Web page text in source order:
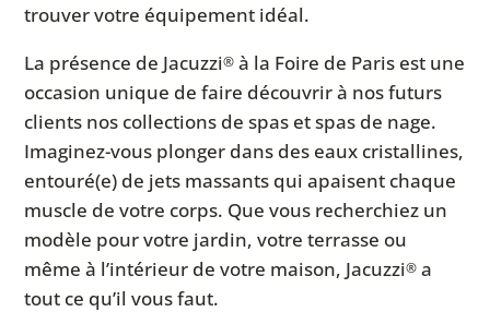
trouver votre équipement idéal.
La présence de Jacuzzi® à la Foire de Paris est une
occasion unique de faire découvrir à nos futurs
clients nos collections de spas et spas de nage.
Imaginez-vous plonger dans des eaux cristallines,
entouré(e) de jets massants qui apaisent chaque
muscle de votre corps. Que vous recherchiez un
modèle pour votre jardin, votre terrasse ou
même à l’intérieur de votre maison, Jacuzzi® a
tout ce qu’il vous faut.